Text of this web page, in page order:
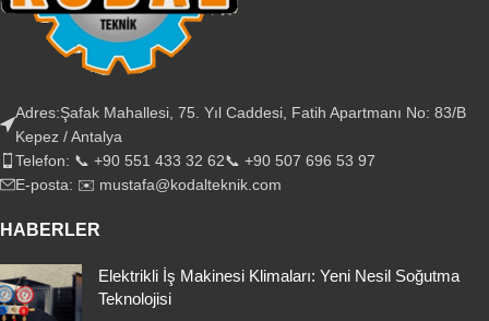
Adres:Şafak Mahallesi, 75. Yıl Caddesi, Fatih Apartmanı No: 83/B
Kepez / Antalya
Telefon: 📞 +90 551 433 32 62📞 +90 507 696 53 97
E-posta: ✉️ mustafa@kodalteknik.com
HABERLER
Elektrikli İş Makinesi Klimaları: Yeni Nesil Soğutma
Teknolojisi